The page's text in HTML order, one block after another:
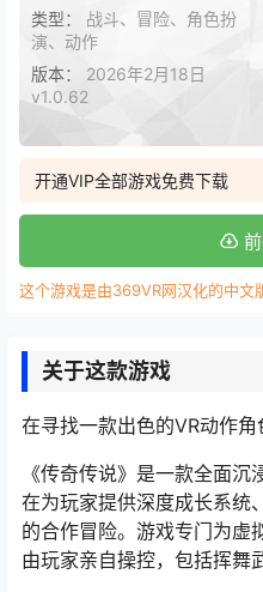
类型： 战斗、冒险、角色扮
演、动作
版本： 2026年2月18日
v1.0.62
开通VIP全部游戏免费下载
这个游戏是由369VR网汉化的中文
关于这款游戏
在寻找一款出色的VR动作角
《传奇传说》是一款全面
在为玩家提供深度成长系统
的合作冒险。游戏专门为虚
由玩家亲自操控，包括挥舞